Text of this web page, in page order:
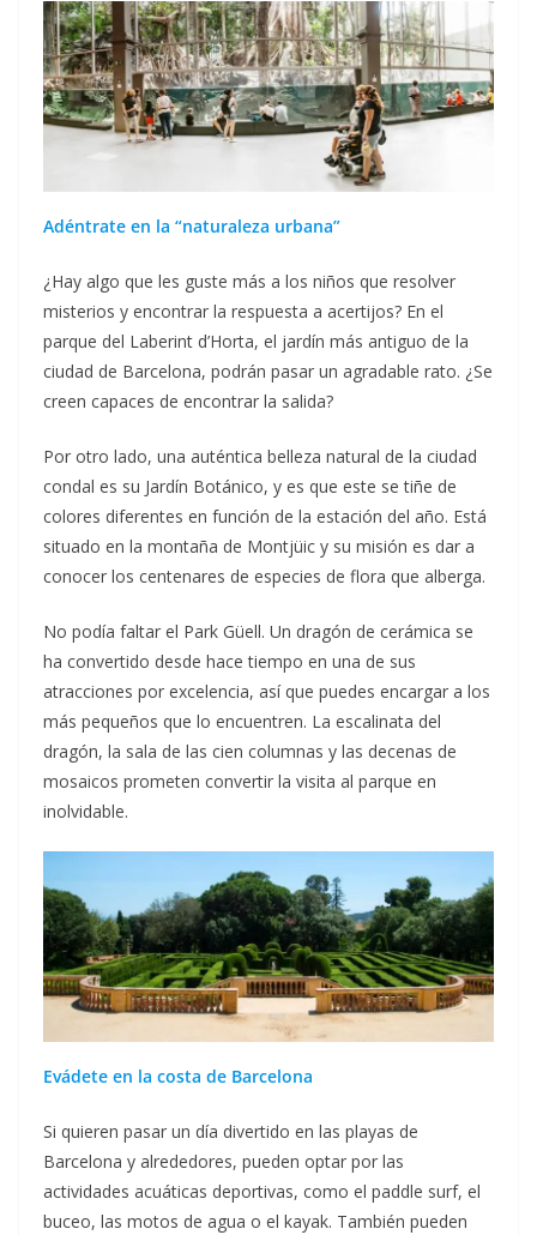
Adéntrate en la “naturaleza urbana”
¿Hay algo que les guste más a los niños que resolver
misterios y encontrar la respuesta a acertijos? En el
parque del Laberint d’Horta, el jardín más antiguo de la
ciudad de Barcelona, podrán pasar un agradable rato. ¿Se
creen capaces de encontrar la salida?
Por otro lado, una auténtica belleza natural de la ciudad
condal es su Jardín Botánico, y es que este se tiñe de
colores diferentes en función de la estación del año. Está
situado en la montaña de Montjüic y su misión es dar a
conocer los centenares de especies de flora que alberga.
No podía faltar el Park Güell. Un dragón de cerámica se
ha convertido desde hace tiempo en una de sus
atracciones por excelencia, así que puedes encargar a los
más pequeños que lo encuentren. La escalinata del
dragón, la sala de las cien columnas y las decenas de
mosaicos prometen convertir la visita al parque en
inolvidable.
Evádete en la costa de Barcelona
Si quieren pasar un día divertido en las playas de
Barcelona y alrededores, pueden optar por las
actividades acuáticas deportivas, como el paddle surf, el
buceo, las motos de agua o el kayak. También pueden